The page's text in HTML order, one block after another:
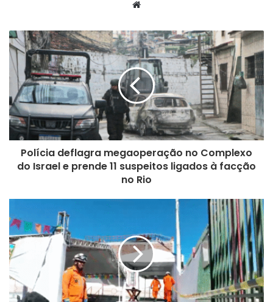
te
Polícia deflagra megaoperação no Complexo
do Israel e prende 11 suspeitos ligados à facção
no Rio